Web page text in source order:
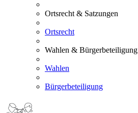
Ortsrecht & Satzungen
Ortsrecht
Wahlen & Bürgerbeteiligung
Wahlen
Bürgerbeteiligung